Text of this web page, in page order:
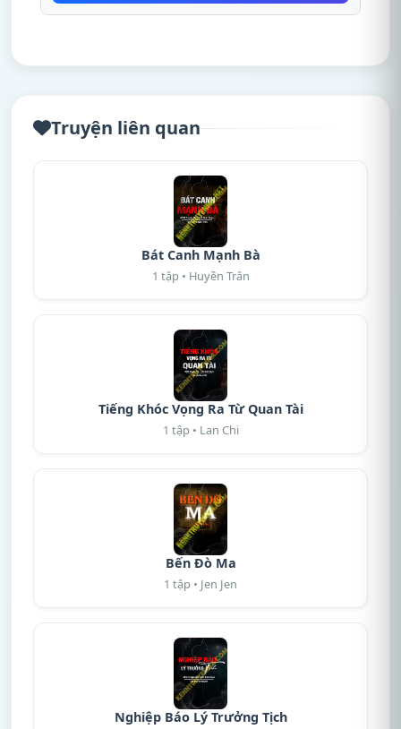
Truyện liên quan
Bát Canh Mạnh Bà
1 tập • Huyền Trân
Tiếng Khóc Vọng Ra Từ Quan Tài
1 tập • Lan Chi
Bến Đò Ma
1 tập • Jen Jen
Nghiệp Báo Lý Trưởng Tịch